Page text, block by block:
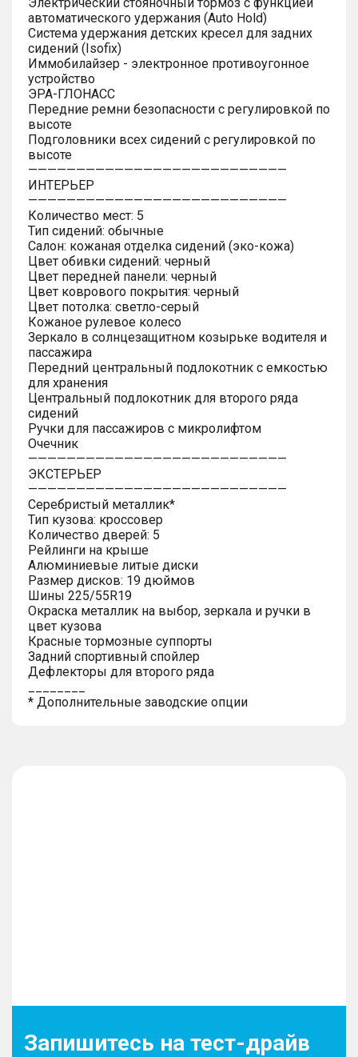
автоматического удержания (Auto Hold)
Система удержания детских кресел для задних
сидений (Isofix)
Иммобилайзер - электронное противоугонное
устройство
ЭРА-ГЛОНАСС
Передние ремни безопасности с регулировкой по
высоте
Подголовники всех сидений с регулировкой по
высоте
———————————————————————————
ИНТЕРЬЕР
———————————————————————————
Количество мест: 5
Тип сидений: обычные
Салон: кожаная отделка сидений (эко-кожа)
Цвет обивки сидений: черный
Цвет передней панели: черный
Цвет коврового покрытия: черный
Цвет потолка: светло-серый
Кожаное рулевое колесо
Зеркало в солнцезащитном козырьке водителя и
пассажира
Передний центральный подлокотник с емкостью
для хранения
Центральный подлокотник для второго ряда
сидений
Ручки для пассажиров с микролифтом
Очечник
———————————————————————————
ЭКСТЕРЬЕР
———————————————————————————
Серебристый металлик*
Тип кузова: кроссовер
Количество дверей: 5
Рейлинги на крыше
Алюминиевые литые диски
Размер дисков: 19 дюймов
Шины 225/55R19
Окраска металлик на выбор, зеркала и ручки в
цвет кузова
Красные тормозные суппорты
Задний спортивный спойлер
Дефлекторы для второго ряда
* Дополнительные заводские опции
Запишитесь на тест-драйв